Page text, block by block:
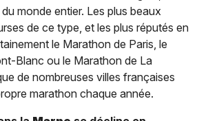
monde entier. Les plus beaux
de ce type, et les plus réputés en
le Marathon de Paris, le
Blanc ou le Marathon de La
de nombreuses villes françaises
marathon chaque année.